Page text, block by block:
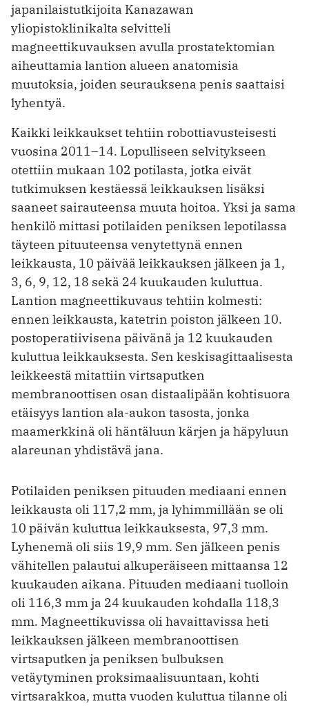
japanilaistutkijoita Kanazawan
yliopistoklinikalta selvitteli
magneettikuvauksen avulla prostatektomian
aiheuttamia lantion alueen anatomisia
muutoksia, joiden seurauksena penis saattaisi
lyhentyä.
Kaikki leikkaukset tehtiin robottiavusteisesti
vuosina 2011–14. Lopulliseen selvitykseen
otettiin mukaan 102 potilasta, jotka eivät
tutkimuksen kestäessä leikkauksen lisäksi
saaneet sairauteensa muuta hoitoa. Yksi ja sama
henkilö mittasi potilaiden peniksen lepotilassa
täyteen pituuteensa venytettynä ennen
leikkausta, 10 päivää leikkauksen jälkeen ja 1,
3, 6, 9, 12, 18 sekä 24 kuukauden kuluttua.
Lantion magneettikuvaus tehtiin kolmesti:
ennen leikkausta, katetrin poiston jälkeen 10.
postoperatiivisena päivänä ja 12 kuukauden
kuluttua leikkauksesta. Sen keskisagittaalisesta
leikkeestä mitattiin virtsaputken
membranoottisen osan distaalipään kohtisuora
etäisyys lantion ala-aukon tasosta, jonka
maamerkkinä oli häntäluun kärjen ja häpyluun
alareunan yhdistävä jana.
Potilaiden peniksen pituuden mediaani ennen
leikkausta oli 117,2 mm, ja lyhimmillään se oli
10 päivän kuluttua leikkauksesta, 97,3 mm.
Lyhenemä oli siis 19,9 mm. Sen jälkeen penis
vähitellen palautui alkuperäiseen mittaansa 12
kuukauden aikana. Pituuden mediaani tuolloin
oli 116,3 mm ja 24 kuukauden kohdalla 118,3
mm. Magneettikuvissa oli havaittavissa heti
leikkauksen jälkeen membra­noottisen
virtsaputken ja peniksen bulbuksen
vetäytyminen proksimaalisuuntaan, kohti
virtsarakkoa, mutta vuoden kuluttua tilanne oli